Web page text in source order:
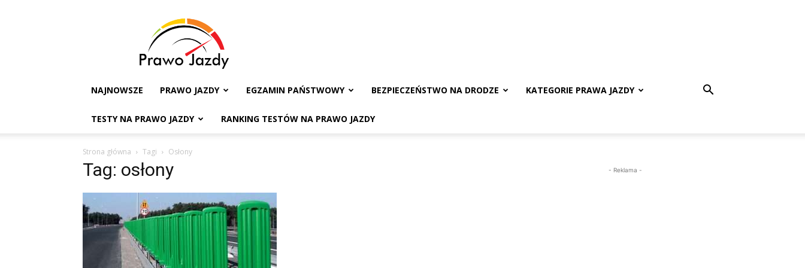
Testy
Prawo
Jazdy
NAJNOWSZE PRAWO JAZDY EGZAMIN PAŃSTWOWY BEZPIECZEŃSTWO NA DRODZE KATEGORIE PRAWA JAZDY
TESTY NA PRAWO JAZDY RANKING TESTÓW NA PRAWO JAZDY
Strona główna Tagi Osłony
Tag: osłony - Reklama -